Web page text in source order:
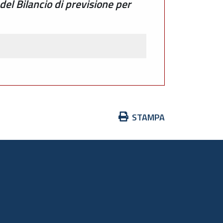
Bilancio di previsione per
Azioni
documento
STAMPA